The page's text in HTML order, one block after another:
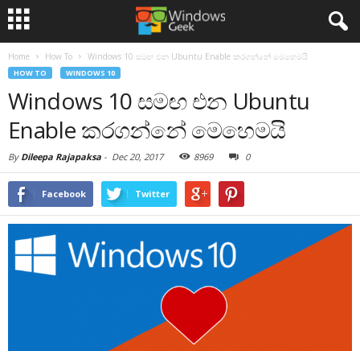
Home How To Windows 10 සමඟ එන Ubuntu Enable කරගන්නේ මෙහෙමයි
HOW TO WINDOWS 10
Windows 10 සමඟ එන Ubuntu
Enable කරගන්නේ මෙහෙමයි
By Dileepa Rajapaksa - Dec 20, 2017 8969 0
Facebook Twitter